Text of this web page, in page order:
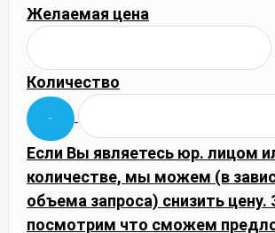
Желаемая цена
Количество
Если Вы являетесь юр. лицом
количестве, мы можем (в
объема запроса) снизить
посмотрим что сможем